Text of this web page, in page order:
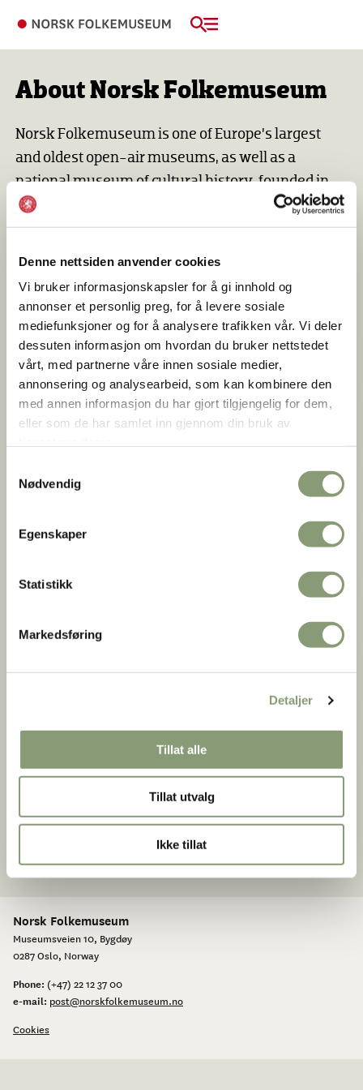
Denne nettsiden anvender cookies
Vi bruker informasjonskapsler for å gi innhold og
annonser et personlig preg, for å levere sosiale
mediefunksjoner og for å analysere trafikken vår. Vi deler
dessuten informasjon om hvordan du bruker nettstedet
vårt, med partnerne våre innen sosiale medier,
annonsering og analysearbeid, som kan kombinere den
med annen informasjon du har gjort tilgjengelig for dem,
eller som de har samlet inn gjennom din bruk av
Nødvendig
Egenskaper
Statistikk
Markedsføring
Detaljer
Tillat alle
Tillat utvalg
Ikke tillat
About Norsk Folkemuseum
Norsk Folkemuseum is one of Europe’s largest
and oldest open-air museums, as well as a
national museum of cultural history, founded in
1894. The museum is part of the Norwegian
Museum of Cultural History Foundation.
More about the museum
Norsk Folkemuseum
OBOS building at Wessels
King Oscar II’s Collection
Contact us
The Norsk Folkemuseum foundation
For Media
The Museum History
Norsk Folkemuseum
Museumsveien 10, Bygdøy
0287 Oslo, Norway
Phone: (+47) 22 12 37 00
e-mail: post@norskfolkemuseum.no
Cookies